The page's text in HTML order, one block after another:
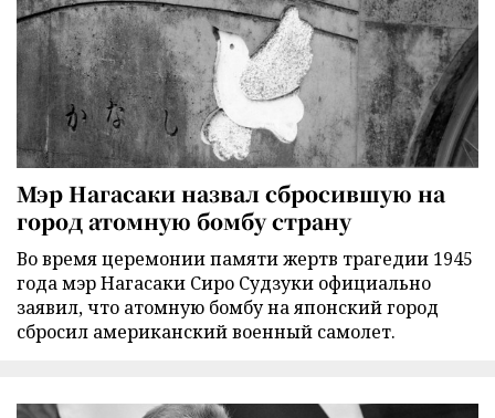
Мэр Нагасаки назвал сбросившую на
город атомную бомбу страну
Во время церемонии памяти жертв трагедии 1945
года мэр Нагасаки Сиро Судзуки официально
заявил, что атомную бомбу на японский город
сбросил американский военный самолет.